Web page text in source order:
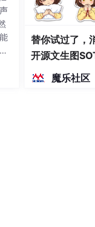
替你试过了，
开源文生图
染、高密度文
魔乐社区